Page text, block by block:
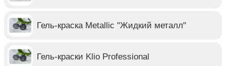
Гель-краска Metallic "Жидкий металл"
Гель-краски Klio Professional